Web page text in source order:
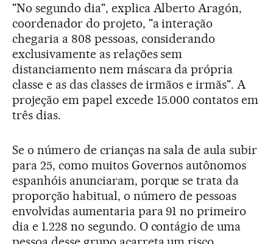
"No segundo dia", explica Alberto Aragón,
coordenador do projeto, "a interação
chegaria a 808 pessoas, considerando
exclusivamente as relações sem
distanciamento nem máscara da própria
classe e as das classes de irmãos e irmãs". A
projeção em papel excede 15.000 contatos em
três dias.
Se o número de crianças na sala de aula subir
para 25, como muitos Governos autônomos
espanhóis anunciaram, porque se trata da
proporção habitual, o número de pessoas
envolvidas aumentaria para 91 no primeiro
dia e 1.228 no segundo. O contágio de uma